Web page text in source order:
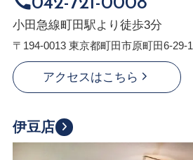
小田急線町田駅より徒歩3分
〒194-0013 東京都町田市原町田6-29-1
アクセスはこちら
伊豆店